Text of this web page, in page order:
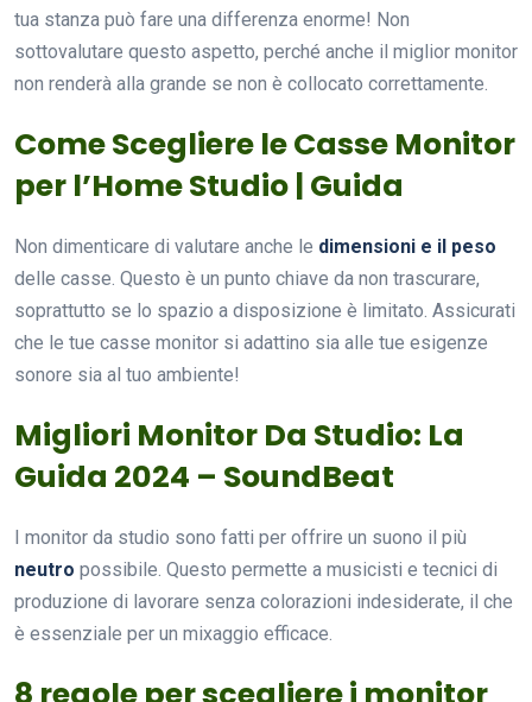
tua stanza può fare una differenza enorme! Non
sottovalutare questo aspetto, perché anche il miglior monitor
non renderà alla grande se non è collocato correttamente.
Come Scegliere le Casse Monitor
per l’Home Studio | Guida
Non dimenticare di valutare anche le dimensioni e il peso
delle casse. Questo è un punto chiave da non trascurare,
soprattutto se lo spazio a disposizione è limitato. Assicurati
che le tue casse monitor si adattino sia alle tue esigenze
sonore sia al tuo ambiente!
Migliori Monitor Da Studio: La
Guida 2024 – SoundBeat
I monitor da studio sono fatti per offrire un suono il più
neutro possibile. Questo permette a musicisti e tecnici di
produzione di lavorare senza colorazioni indesiderate, il che
è essenziale per un mixaggio efficace.